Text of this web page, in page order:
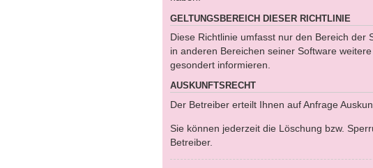
GELTUNGSBEREICH DIESER RICHTLINIE
Diese Richtlinie umfasst nur den Bereich der
in anderen Bereichen seiner Software
gesondert informieren.
AUSKUNFTSRECHT
Der Betreiber erteilt Ihnen auf Anfrage
Sie können jederzeit die Löschung bzw.
Betreiber.